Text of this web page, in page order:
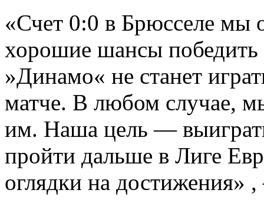
«Счет 0:0 в Брюсселе мы
хорошие шансы
»Динамо« не станет
матче. В любом случае,
им. Наша цель —
пройти дальше в Лиге
оглядки на достижения»